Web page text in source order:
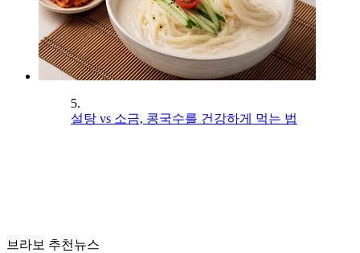
5.
설탕 vs 소금, 콩국수를 건강하게 먹는 법
브라보 추천뉴스